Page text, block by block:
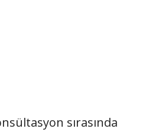
sırasında